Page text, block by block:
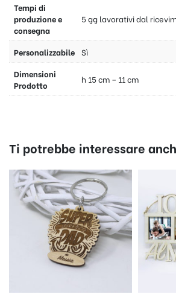
Tempi di
produzione e
consegna
5 gg lavorativi dal
Personalizzabile Sì
Dimensioni
Prodotto
h 15 cm – 11 cm
Ti potrebbe interessare